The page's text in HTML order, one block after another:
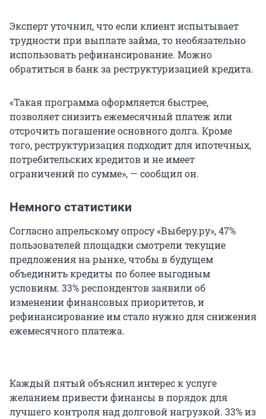
Эксперт уточнил, что если клиент испытывает
трудности при выплате займа, то необязательно
использовать рефинансирование. Можно
обратиться в банк за реструктуризацией кредита.
«Такая программа оформляется быстрее,
позволяет снизить ежемесячный платеж или
отсрочить погашение основного долга. Кроме
того, реструктуризация подходит для ипотечных,
потребительских кредитов и не имеет
ограничений по сумме», — сообщил он.
Немного статистики
Согласно апрельскому опросу «Выберу.ру», 47%
пользователей площадки смотрели текущие
предложения на рынке, чтобы в будущем
объединить кредиты по более выгодным
условиям. 33% респондентов заявили об
изменении финансовых приоритетов, и
рефинансирование им стало нужно для снижения
ежемесячного платежа.
Каждый пятый объяснил интерес к услуге
желанием привести финансы в порядок для
лучшего контроля над долговой нагрузкой. 33% из